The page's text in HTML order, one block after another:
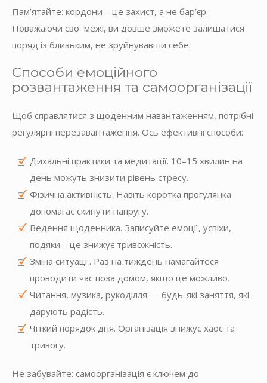
Пам’ятайте: кордони – це захист, а не бар’єр.
Поважаючи свої межі, ви довше зможете залишатися
поряд із близьким, не зруйнувавши себе.
Способи емоційного
розвантаження та самоорганізації
Щоб справлятися з щоденним навантаженням, потрібні
регулярні перезавантаження. Ось ефективні способи:
Дихальні практики та медитації. 10–15 хвилин на
день можуть знизити рівень стресу.
Фізична активність. Навіть коротка прогулянка
допомагає скинути напругу.
Ведення щоденника. Записуйте емоції, успіхи,
подяки – це знижує тривожність.
Зміна ситуації. Раз на тиждень намагайтеся
проводити час поза домом, якщо це можливо.
Читання, музика, рукоділля — будь-які заняття, які
дарують радість.
Чіткий порядок дня. Організація знижує хаос та
тривогу.
Не забувайте: самоорганізація є ключем до